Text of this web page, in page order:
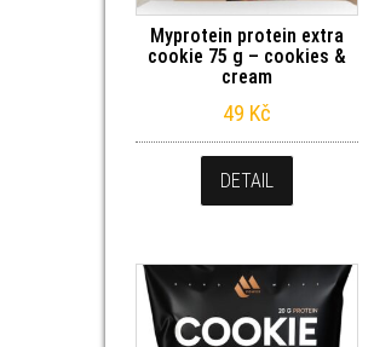
Myprotein protein extra
cookie 75 g – cookies &
cream
49 Kč
DETAIL